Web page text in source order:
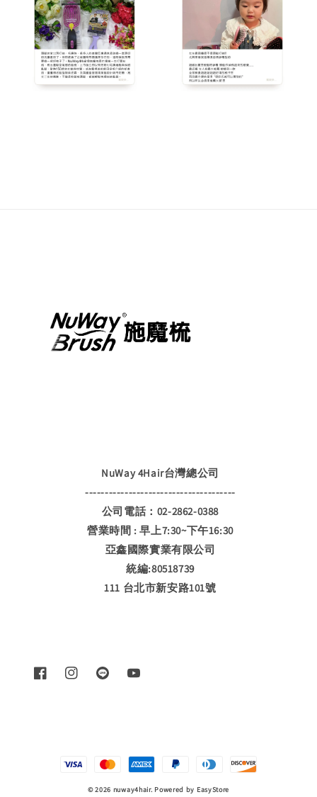
NuWay 4Hair台灣總公司
--------------------------------------
公司電話：02-2862-0388
營業時間 : 早上7:30~下午16:30
亞鑫國際實業有限公司
統編:80518739
111 台北市新安路101號
© 2026 nuway4hair. Powered by EasyStore